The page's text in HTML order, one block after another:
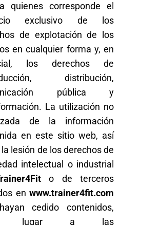
quienes corresponde el
exclusivo de los
de explotación de los
en cualquier forma y, en
los derechos de
distribución,
pública y
La utilización no
de la información
en este sitio web, así
lesión de los derechos de
intelectual o industrial
o de terceros
en www.trainer4fit.com
cedido contenidos,
lugar a las